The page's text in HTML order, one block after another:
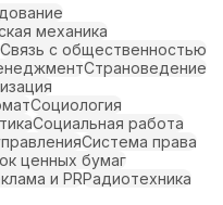
механика
Связь с общественностью
Страноведение
Социология
Социальная работа
Система права
ценных бумаг
и PRРадиотехника